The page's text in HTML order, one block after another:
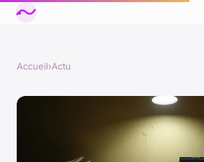
Accueil›Actu